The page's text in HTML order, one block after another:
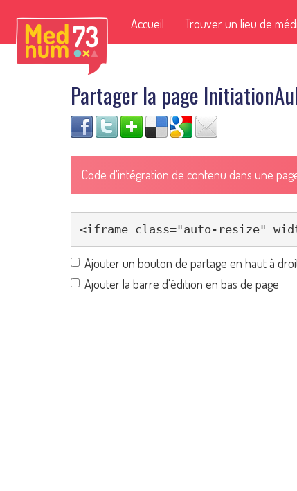
Accueil Trouver un lieu de
Partager la page
Code d'intégration de contenu dans une
Ajouter un bouton de partage en haut à
Ajouter la barre d'édition en bas de page